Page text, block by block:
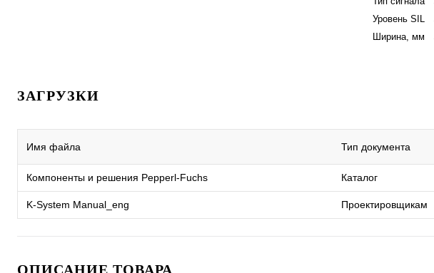
Уровень SIL
Ширина, мм
ЗАГРУЗКИ
Имя файла Тип документа
Компоненты и решения Pepperl-Fuchs Каталог
K-System Manual_eng Проектировщикам
ОПИСАНИЕ ТОВАРА